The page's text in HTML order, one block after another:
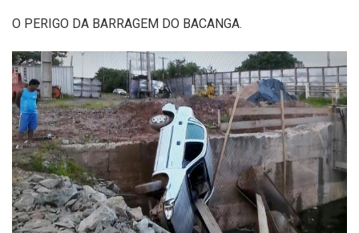
O PERIGO DA BARRAGEM DO BACANGA.